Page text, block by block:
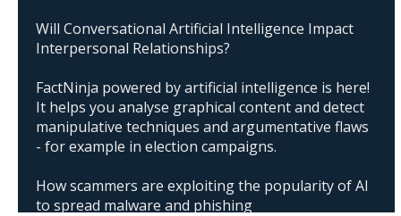
Will Conversational Artificial Intelligence Impact
Interpersonal Relationships?
FactNinja powered by artificial intelligence is here!
It helps you analyse graphical content and detect
manipulative techniques and argumentative flaws
- for example in election campaigns.
How scammers are exploiting the popularity of AI
to spread malware and phishing